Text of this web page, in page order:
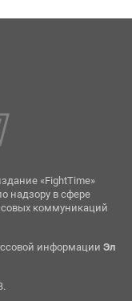
«FightTime»
надзору в сфере
коммуникаций
информации Эл